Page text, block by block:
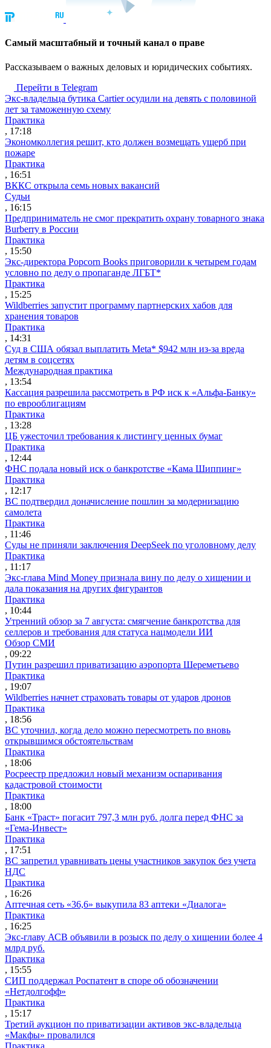
Cамый масштабный и точный канал о праве
Рассказываем о важных деловых и юридических событиях.
Перейти в Telegram
Экс-владельца бутика Cartier осудили на девять с половиной
лет за таможенную схему
Практика
, 17:18
Экономколлегия решит, кто должен возмещать ущерб при
пожаре
Практика
, 16:51
ВККС открыла семь новых вакансий
Судьи
, 16:15
Предприниматель не смог прекратить охрану товарного знака
Burberry в России
Практика
, 15:50
Экс-директора Popcorn Books приговорили к четырем годам
условно по делу о пропаганде ЛГБТ*
Практика
, 15:25
Wildberries запустит программу партнерских хабов для
хранения товаров
Практика
, 14:31
Суд в США обязал выплатить Meta* $942 млн из-за вреда
детям в соцсетях
Международная практика
, 13:54
Кассация разрешила рассмотреть в РФ иск к «Альфа-Банку»
по еврооблигациям
Практика
, 13:28
ЦБ ужесточил требования к листингу ценных бумаг
Практика
, 12:44
ФНС подала новый иск о банкротстве «Кама Шиппинг»
Практика
, 12:17
ВС подтвердил доначисление пошлин за модернизацию
самолета
Практика
, 11:46
Суды не приняли заключения DeepSeek по уголовному делу
Практика
, 11:17
Экс-глава Mind Money признала вину по делу о хищении и
дала показания на других фигурантов
Практика
, 10:44
Утренний обзор за 7 августа: смягчение банкротства для
селлеров и требования для статуса нацмодели ИИ
Обзор СМИ
, 09:22
Путин разрешил приватизацию аэропорта Шереметьево
Практика
, 19:07
Wildberries начнет страховать товары от ударов дронов
Практика
, 18:56
ВС уточнил, когда дело можно пересмотреть по вновь
открывшимся обстоятельствам
Практика
, 18:06
Росреестр предложил новый механизм оспаривания
кадастровой стоимости
Практика
, 18:00
Банк «Траст» погасит 797,3 млн руб. долга перед ФНС за
«Гема-Инвест»
Практика
, 17:51
ВС запретил уравнивать цены участников закупок без учета
НДС
Практика
, 16:26
Аптечная сеть «36,6» выкупила 83 аптеки «Диалога»
Практика
, 16:25
Экс-главу АСВ объявили в розыск по делу о хищении более 4
млрд руб.
Практика
, 15:55
СИП поддержал Роспатент в споре об обозначении
«Нетдолгофф»
Практика
, 15:17
Третий аукцион по приватизации активов экс-владельца
«Макфы» провалился
Практика